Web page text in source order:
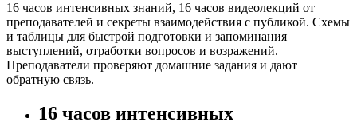
16 часов интенсивных знаний, 16 часов видеолекций от
преподавателей и секреты взаимодействия с публикой. Схемы
и таблицы для быстрой подготовки и запоминания
выступлений, отработки вопросов и возражений.
Преподаватели проверяют домашние задания и дают
обратную связь.
16 часов интенсивных